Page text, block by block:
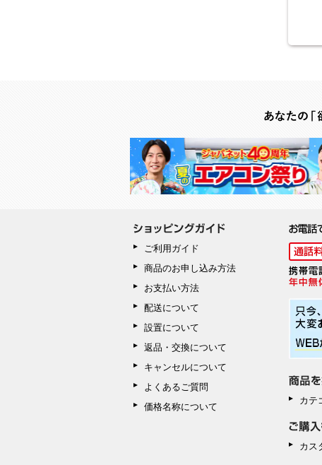
ご利用ガイド
商品のお申し込み方法
お支払い方法
配送について
設置について
返品・交換について
キャンセルについて
よくあるご質問
価格名称について
カテ
カス